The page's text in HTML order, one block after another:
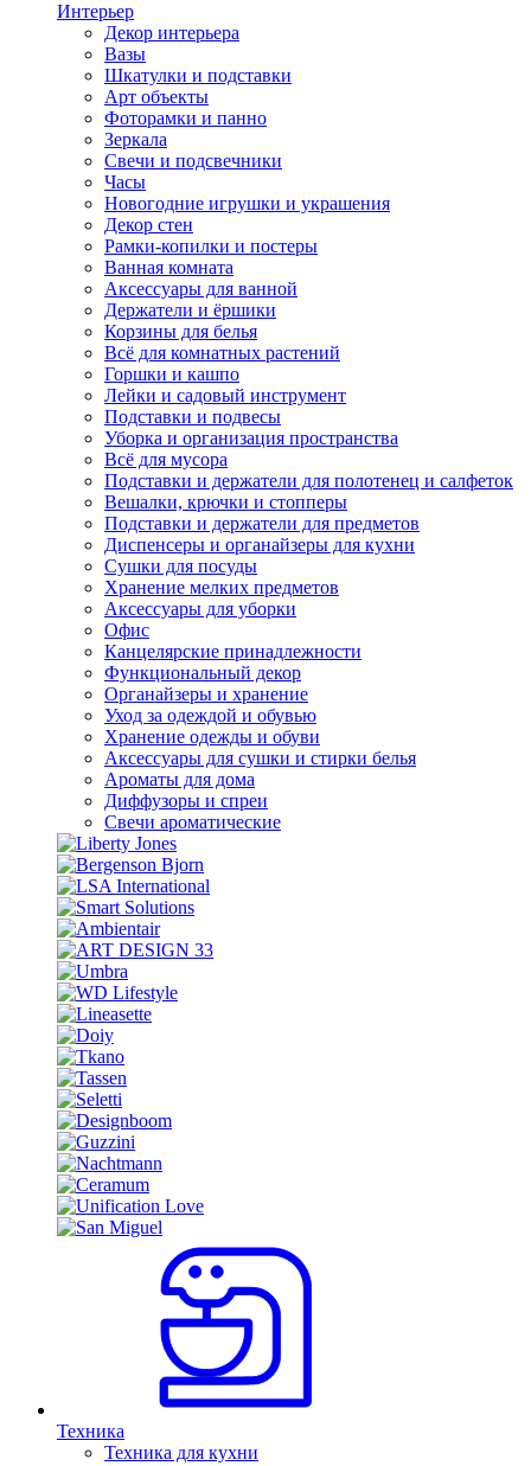
Интерьер
Декор интерьера
Вазы
Шкатулки и подставки
Арт объекты
Фоторамки и панно
Зеркала
Свечи и подсвечники
Часы
Новогодние игрушки и украшения
Декор стен
Рамки-копилки и постеры
Ванная комната
Аксессуары для ванной
Держатели и ёршики
Корзины для белья
Всё для комнатных растений
Горшки и кашпо
Лейки и садовый инструмент
Подставки и подвесы
Уборка и организация пространства
Всё для мусора
Подставки и держатели для полотенец и салфеток
Вешалки, крючки и стопперы
Подставки и держатели для предметов
Диспенсеры и органайзеры для кухни
Сушки для посуды
Хранение мелких предметов
Аксессуары для уборки
Офис
Канцелярские принадлежности
Функциональный декор
Органайзеры и хранение
Уход за одеждой и обувью
Хранение одежды и обуви
Аксессуары для сушки и стирки белья
Ароматы для дома
Диффузоры и спреи
Свечи ароматические
Техника
Техника для кухни